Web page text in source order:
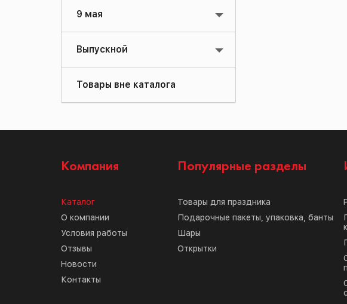
9 мая
Выпускной
Товары вне каталога
Компания
Каталог
О компании
Условия работы
Отзывы
Новости
Контакты
Популярные разделы
Товары для праздника
Подарочные пакеты, упаковка, банты
Шары
Открытки